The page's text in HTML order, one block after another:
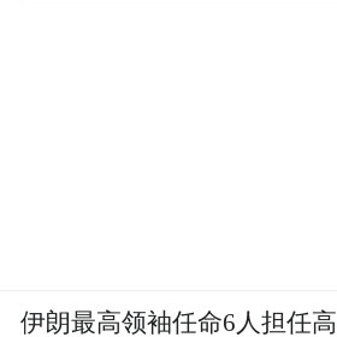
伊朗最高领袖任命6人担任高